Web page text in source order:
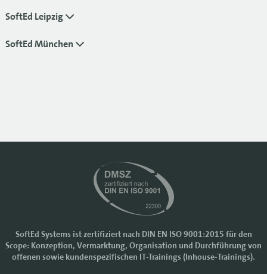
SoftEd Leipzig
SoftEd München
SoftEd Systems ist zertifiziert nach DIN EN ISO 9001:2015 für den
Scope: Konzeption, Vermarktung, Organisation und Durchführung von
offenen sowie kundenspezifischen IT-Trainings (Inhouse-Trainings).
Cookie-Einstellungen